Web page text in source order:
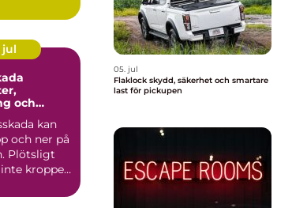
jul
och
kan
och ner på
Plötsligt
kroppen
05. jul
Flaklock skydd, säkerhet och smartare
last för pickupen